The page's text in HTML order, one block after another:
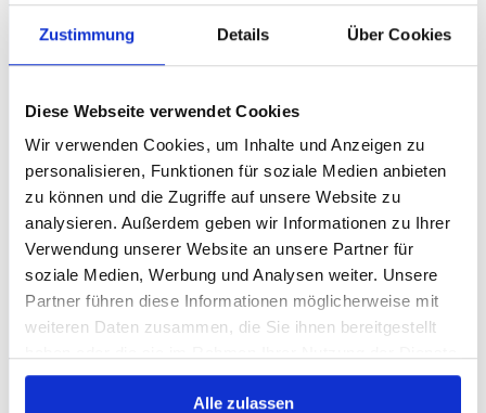
Zustimmung Details Über Cookies
Diese Webseite verwendet Cookies
Wir verwenden Cookies, um Inhalte und Anzeigen zu
personalisieren, Funktionen für soziale Medien anbieten
zu können und die Zugriffe auf unsere Website zu
analysieren. Außerdem geben wir Informationen zu Ihrer
Verwendung unserer Website an unsere Partner für
soziale Medien, Werbung und Analysen weiter. Unsere
Partner führen diese Informationen möglicherweise mit
weiteren Daten zusammen, die Sie ihnen bereitgestellt
gesammelt haben.
Alle zulassen